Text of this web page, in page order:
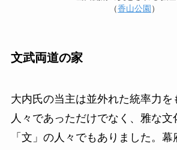
（香山公園 ）
文武両道の家
大内氏の当主は並外れた統率力を
人々であっただけでなく、雅な文
「文」の人々でもありました。